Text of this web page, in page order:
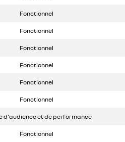
Fonctionnel
Fonctionnel
Fonctionnel
Fonctionnel
Fonctionnel
Fonctionnel
d'audience et de performance
Fonctionnel